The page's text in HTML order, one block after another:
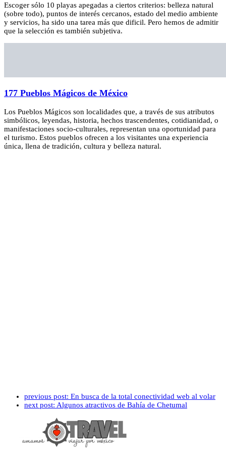
Escoger sólo 10 playas apegadas a ciertos criterios: belleza natural
(sobre todo), puntos de interés cercanos, estado del medio ambiente
y servicios, ha sido una tarea más que dificil. Pero hemos de admitir
que la selección es también subjetiva.
177 Pueblos Mágicos de México
Los Pueblos Mágicos son localidades que, a través de sus atributos
simbólicos, leyendas, historia, hechos trascendentes, cotidianidad, o
manifestaciones socio-culturales, representan una oportunidad para
el turismo. Estos pueblos ofrecen a los visitantes una experiencia
única, llena de tradición, cultura y belleza natural.
previous post: En busca de la total conectividad web al volar
next post: Algunos atractivos de Bahía de Chetumal